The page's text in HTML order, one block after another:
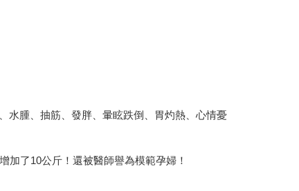
水腫、抽筋、發胖、暈眩跌倒、胃灼熱、心情憂
加了10公斤！還被醫師譽為模範孕婦！